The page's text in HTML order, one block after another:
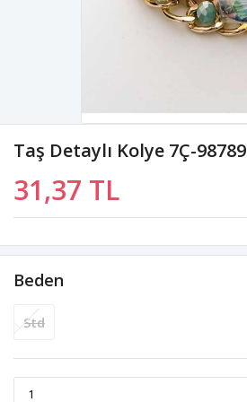
Taş Detaylı Kolye 7Ç-98789
31,37 TL
Beden
Std